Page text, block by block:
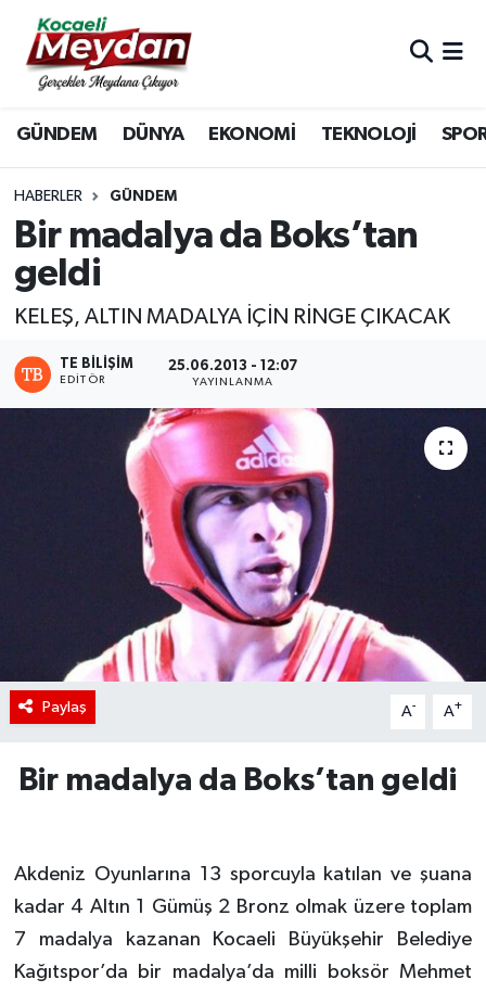
GÜNDEM DÜNYA EKONOMİ TEKNOLOJİ
HABERLER GÜNDEM
Bir madalya da Boks’tan
geldi
KELEŞ, ALTIN MADALYA İÇİN RİNGE ÇIKACAK
TE BILIŞIM
EDITÖR
25.06.2013 - 12:07
YAYINLANMA
Paylaş A- A+
Bir madalya da Boks’tan geldi
Akdeniz Oyunlarına 13 sporcuyla katılan ve şuana
kadar 4 Altın 1 Gümüş 2 Bronz olmak üzere toplam
7 madalya kazanan Kocaeli Büyükşehir Belediye
Kağıtspor’da bir madalya’da milli boksör Mehmet
Nöbetçi Eczaneler
Hava Durumu
Trafik Durumu
Süper Lig Puan Durumu ve Fikstür
Son Dakika Haberleri
Haber Arşivi